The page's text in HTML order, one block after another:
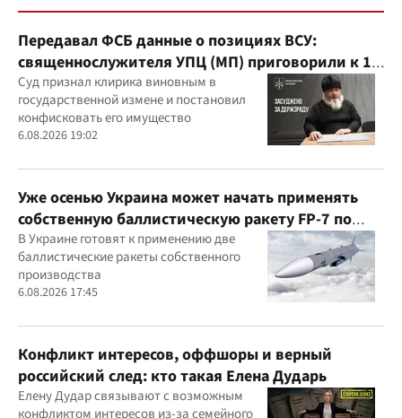
Передавал ФСБ данные о позициях ВСУ:
священнослужителя УПЦ (МП) приговорили к 15
годам
Суд признал клирика виновным в
государственной измене и постановил
конфисковать его имущество
6.08.2026 19:02
Уже осенью Украина может начать применять
собственную баллистическую ракету FP-7 по
вражеским целям
В Украине готовят к применению две
баллистические ракеты собственного
производства
6.08.2026 17:45
Конфликт интересов, оффшоры и верный
российский след: кто такая Елена Дударь
Елену Дудар связывают с возможным
конфликтом интересов из-за семейного